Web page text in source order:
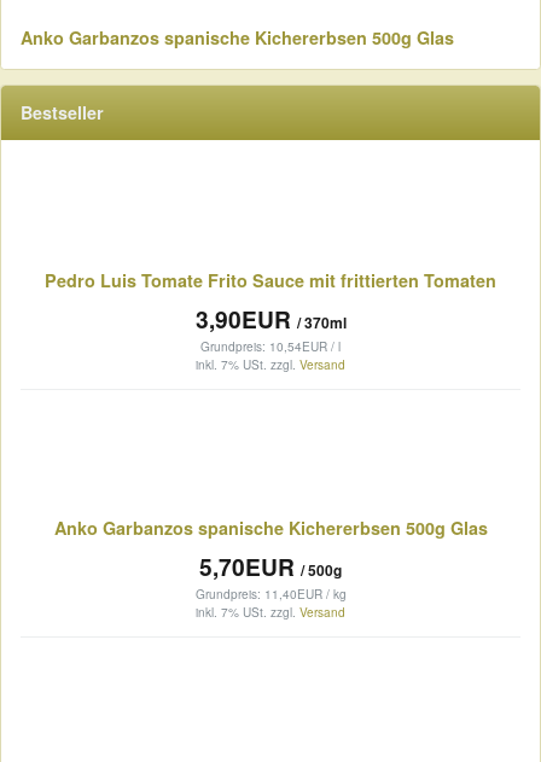
Anko Garbanzos spanische Kichererbsen 500g Glas
Bestseller
Pedro Luis Tomate Frito Sauce mit frittierten Tomaten
3,90EUR / 370ml
Grundpreis: 10,54EUR / l
inkl. 7% USt. zzgl. Versand
Anko Garbanzos spanische Kichererbsen 500g Glas
5,70EUR / 500g
Grundpreis: 11,40EUR / kg
inkl. 7% USt. zzgl. Versand